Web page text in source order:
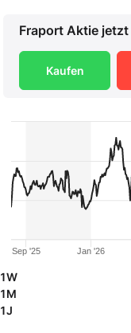
Fraport Aktie jetzt
Kaufen
Jan '26
Sep '25
1W
1M
1J